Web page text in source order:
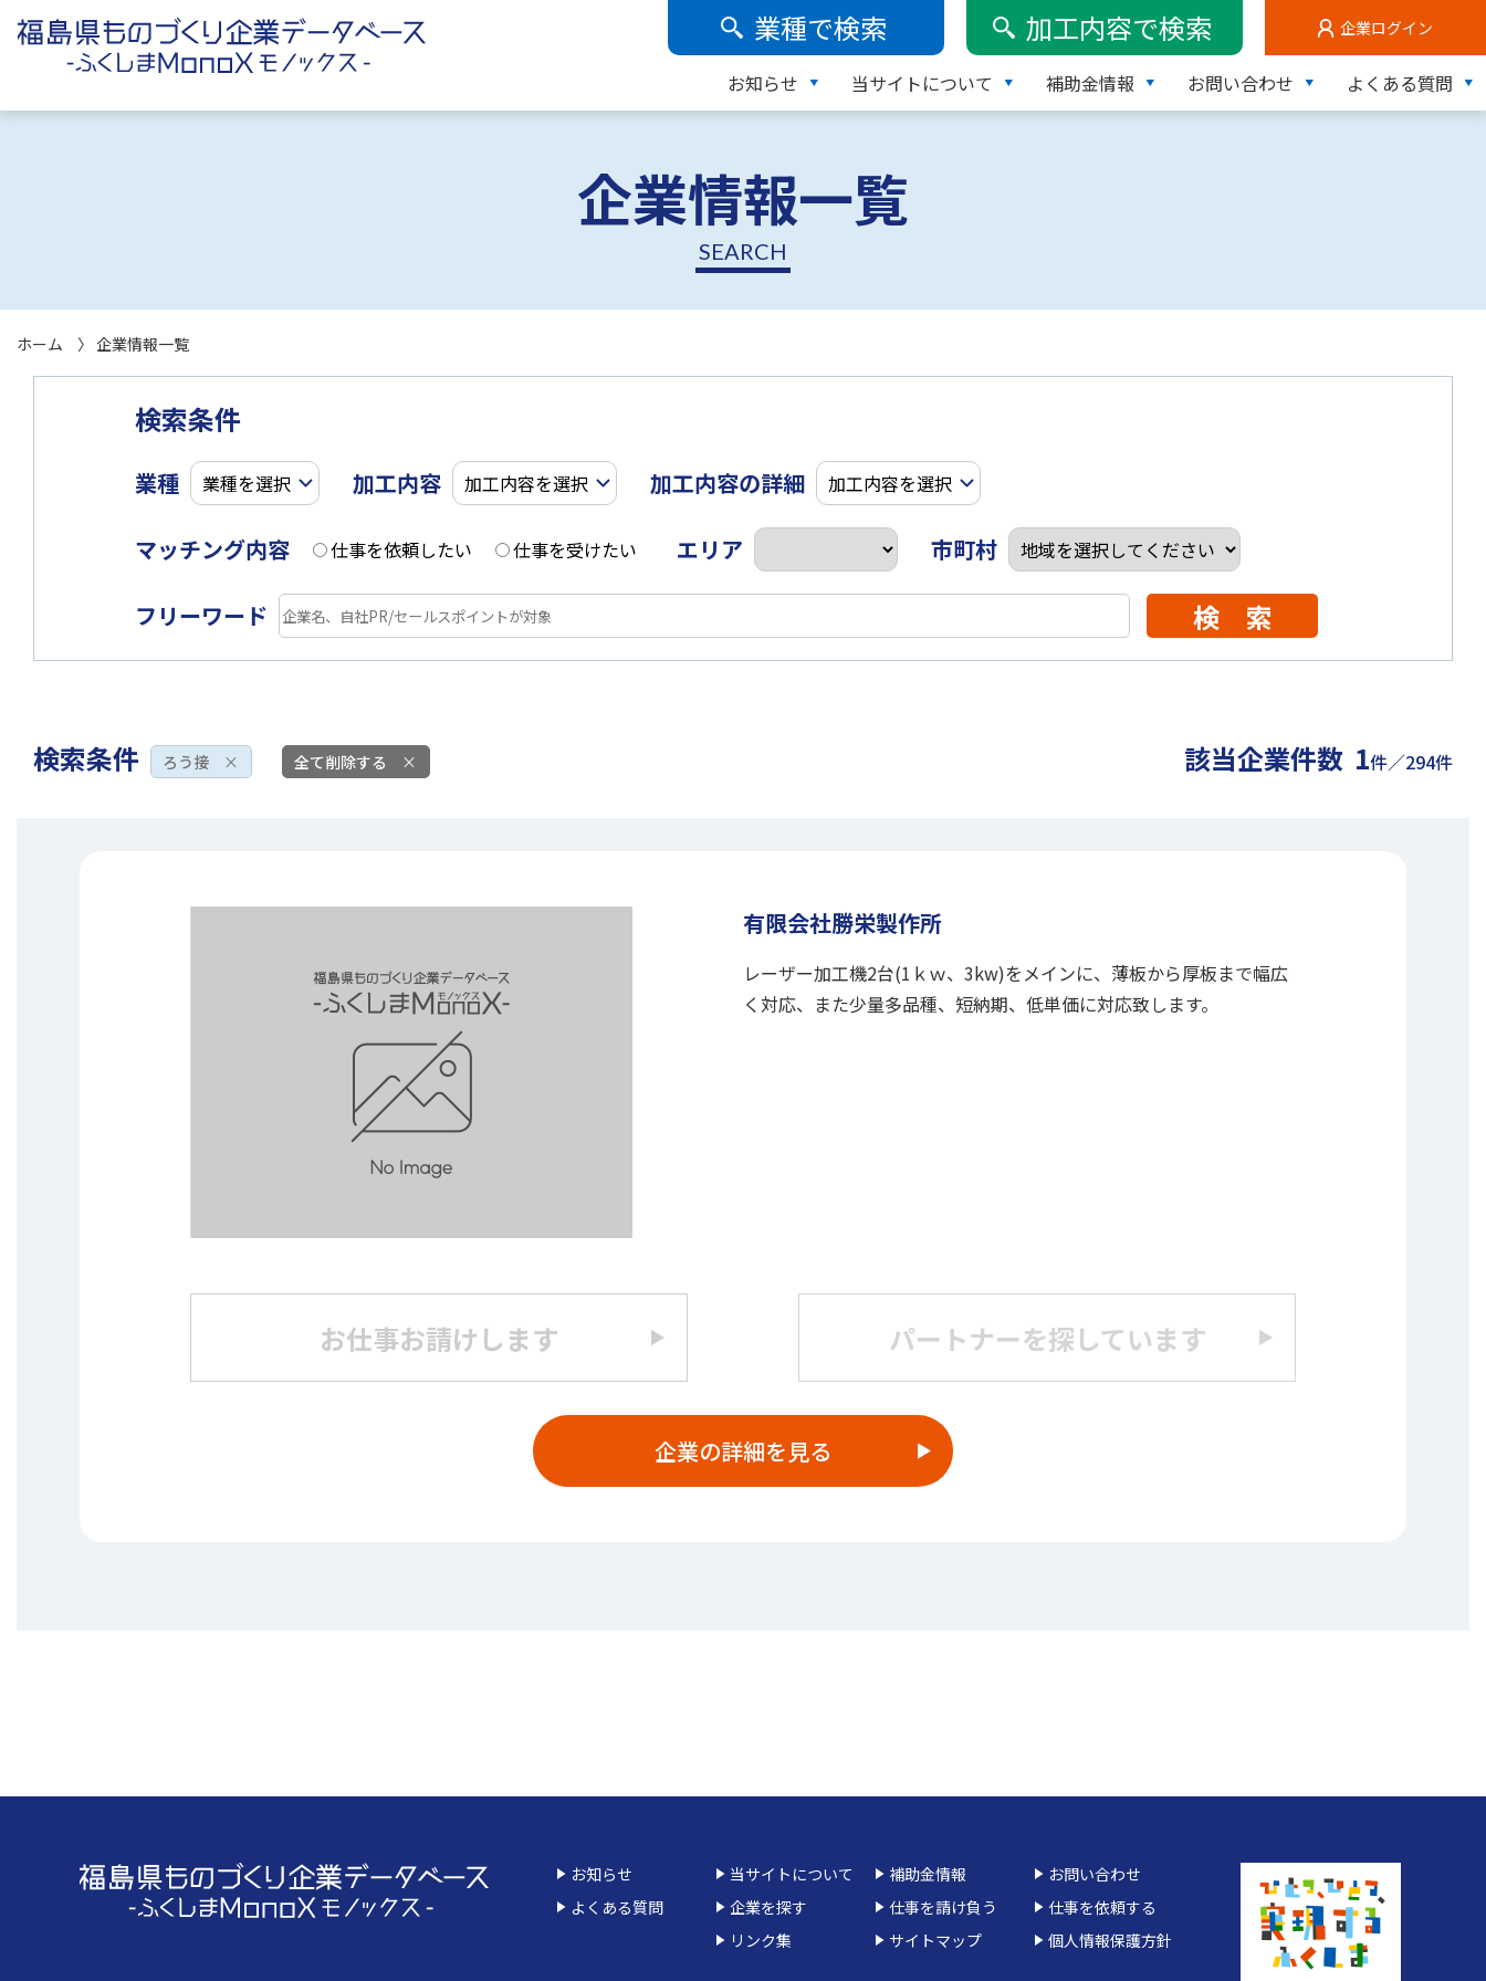
業種で検索 加工内容で検索 企業ログイン
お知らせ 当サイトについて 補助金情報 お問い合わせ よくある質問
企業情報一覧
SEARCH
ホーム 企業情報一覧
検索条件
業種 業種を選択 加工内容 加工内容を選択 加工内容の詳細 加工内容を選択
マッチング内容 仕事を依頼したい 仕事を受けたい エリア 市町村
フリーワード 検 索
検索条件 ろう接 × 全て削除する × 該当企業件数 1件／294件
有限会社勝栄製作所
レーザー加工機2台(1ｋｗ、3kw)をメインに、薄板から厚板まで幅広
く対応、また少量多品種、短納期、低単価に対応致します。
お仕事お請けします パートナーを探しています
企業の詳細を見る
お知らせ 当サイトについて 補助金情報
お問い合わせ
よくある質問
企業を探す 仕事を請け負う
仕事を依頼する
リンク集
サイトマップ 個人情報保護方針